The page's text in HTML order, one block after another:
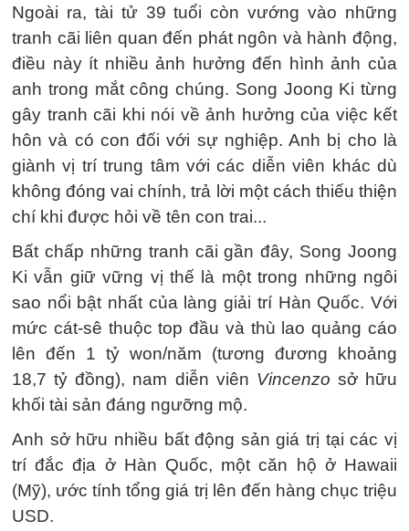
Ngoài ra, tài tử 39 tuổi còn vướng vào những
tranh cãi liên quan đến phát ngôn và hành động,
điều này ít nhiều ảnh hưởng đến hình ảnh của
anh trong mắt công chúng. Song Joong Ki từng
gây tranh cãi khi nói về ảnh hưởng của việc kết
hôn và có con đối với sự nghiệp. Anh bị cho là
giành vị trí trung tâm với các diễn viên khác dù
không đóng vai chính, trả lời một cách thiếu thiện
chí khi được hỏi về tên con trai...
Bất chấp những tranh cãi gần đây, Song Joong
Ki vẫn giữ vững vị thế là một trong những ngôi
sao nổi bật nhất của làng giải trí Hàn Quốc. Với
mức cát-sê thuộc top đầu và thù lao quảng cáo
lên đến 1 tỷ won/năm (tương đương khoảng
18,7 tỷ đồng), nam diễn viên Vincenzo sở hữu
khối tài sản đáng ngưỡng mộ.
Anh sở hữu nhiều bất động sản giá trị tại các vị
trí đắc địa ở Hàn Quốc, một căn hộ ở Hawaii
(Mỹ), ước tính tổng giá trị lên đến hàng chục triệu
USD.